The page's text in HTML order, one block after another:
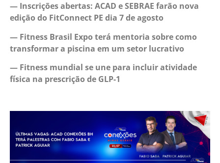
— Inscrições abertas: ACAD e SEBRAE farão nova
edição do FitConnect PE dia 7 de agosto
— Fitness Brasil Expo terá mentoria sobre como
transformar a piscina em um setor lucrativo
— Fitness mundial se une para incluir atividade
física na prescrição de GLP-1